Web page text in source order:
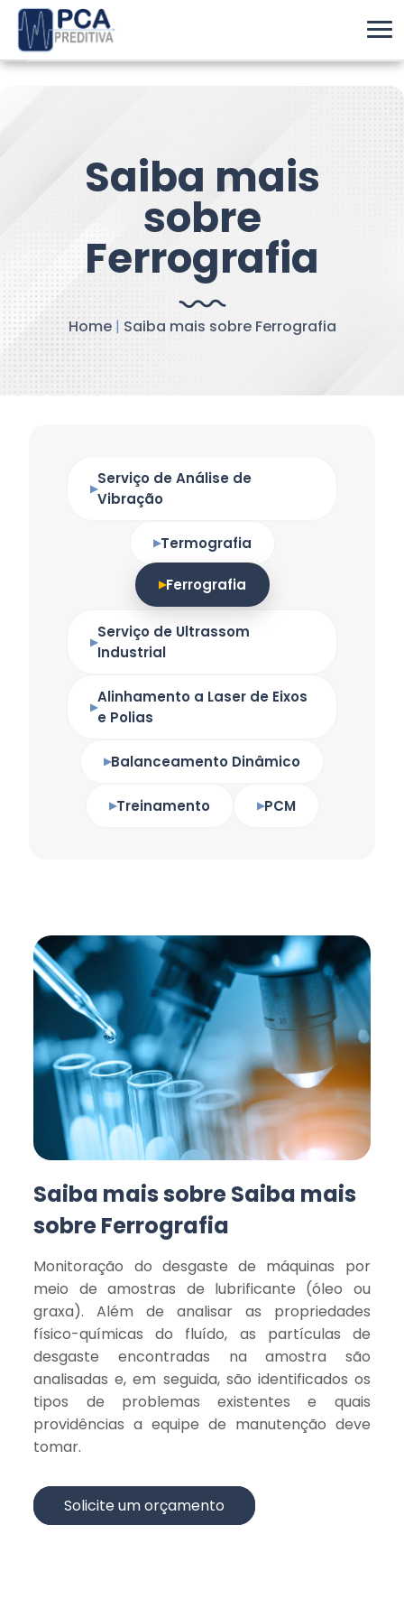
Saiba mais
sobre
Ferrografia
Home| Saiba mais sobre Ferrografia
Serviço de Análise de
Vibração
Termografia
Ferrografia
Serviço de Ultrassom
Industrial
Alinhamento a Laser de Eixos
e Polias
Balanceamento Dinâmico
Treinamento PCM
Saiba mais sobre Saiba mais
sobre Ferrografia
Monitoração do desgaste de máquinas por
meio de amostras de lubrificante (óleo ou
graxa). Além de analisar as propriedades
físico-químicas do fluído, as partículas de
desgaste encontradas na amostra são
analisadas e, em seguida, são identificados os
tipos de problemas existentes e quais
providências a equipe de manutenção deve
tomar.
Solicite um orçamento